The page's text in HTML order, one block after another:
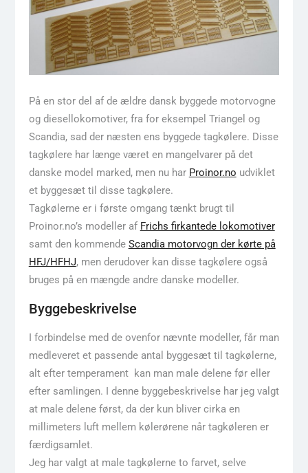
På en stor del af de ældre dansk byggede motorvogne
og diesellokomotiver, fra for eksempel Triangel og
Scandia, sad der næsten ens byggede tagkølere. Disse
tagkølere har længe været en mangelvarer på det
danske model marked, men nu har Proinor.no udviklet
et byggesæt til disse tagkølere.
Tagkølerne er i første omgang tænkt brugt til
Proinor.no’s modeller af Frichs firkantede lokomotiver
samt den kommende Scandia motorvogn der kørte på
HFJ/HFHJ, men derudover kan disse tagkølere også
bruges på en mængde andre danske modeller.
Byggebeskrivelse
I forbindelse med de ovenfor nævnte modeller, får man
medleveret et passende antal byggesæt til tagkølerne,
alt efter temperament kan man male delene før eller
efter samlingen. I denne byggebeskrivelse har jeg valgt
at male delene først, da der kun bliver cirka en
millimeters luft mellem kølerørene når tagkøleren er
færdigsamlet.
Jeg har valgt at male tagkølerne to farvet, selve